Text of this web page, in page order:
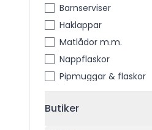
Barnserviser
Haklappar
Matlådor m.m.
Nappflaskor
Pipmuggar & flaskor
Butiker